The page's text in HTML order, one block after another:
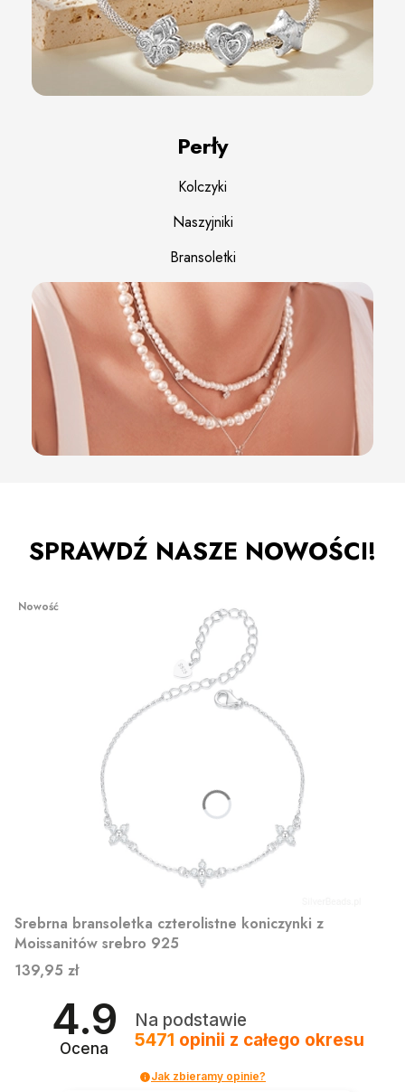
Perły
Kolczyki
Naszyjniki
Bransoletki
SPRAWDŹ NASZE NOWOŚCI!
Nowość
Srebrna bransoletka czterolistne koniczynki z
Moissanitów srebro 925
Cena
139,95 zł
4.9
Ocena
Na podstawie
5471 opinii z całego okresu
Jak zbieramy opinie?